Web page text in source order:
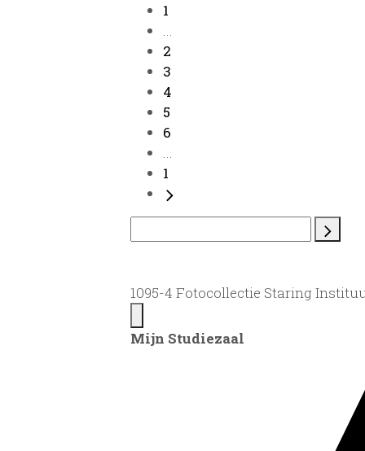
1
...
2
3
4
5
6
...
1
1095-4 Fotocollectie Staring
Mijn Studiezaal